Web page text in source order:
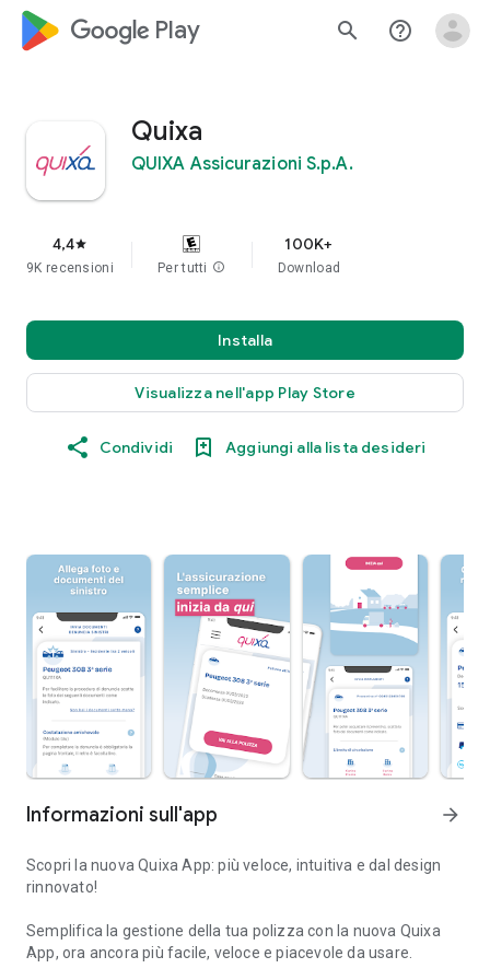
google_logo Play search help_outline
Quixa
QUIXA Assicurazioni S.p.A.
4,4star
9K recensioni Per tutti info
100K+
Download
Installa
Visualizza nell'app Play Store
Condividi Aggiungi alla lista desideri
Informazioni sull'app arrow_forward
Scopri la nuova Quixa App: più veloce, intuitiva e dal design
rinnovato!
Semplifica la gestione della tua polizza con la nuova Quixa
App, ora ancora più facile, veloce e piacevole da usare.